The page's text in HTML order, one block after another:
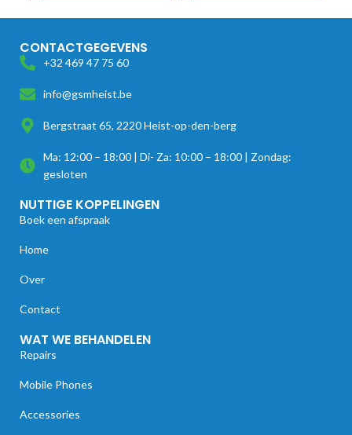
CONTACTGEGEVENS
+32 469 47 75 60
info@gsmheist.be
Bergstraat 65, 2220 Heist-op-den-berg
Ma: 12:00 – 18:00 | Di- Za: 10:00 – 18:00 | Zondag:
gesloten
NUTTIGE KOPPELINGEN
Boek een afspraak
Home
Over
Contact
WAT WE BEHANDELEN
Repairs
Mobile Phones
Accessories